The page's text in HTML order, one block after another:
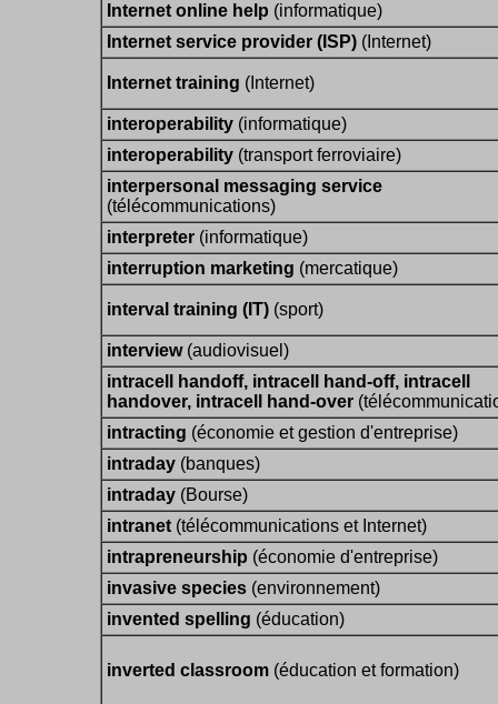
Internet online help (informatique)
Internet service provider (ISP) (Internet)
Internet training (Internet)
interoperability (informatique)
interoperability (transport ferroviaire)
interpersonal messaging service
(télécommunications)
interpreter (informatique)
interruption marketing (mercatique)
interval training (IT) (sport)
interview(audiovisuel)
intracell handoff, intracell hand-off, intracell
handover, intracell hand-over
intracting (économie et gestion d'entreprise)
intraday (banques)
intraday (Bourse)
intranet (télécommunications et Internet)
intrapreneurship (économie d'entreprise)
invasive species (environnement)
invented spelling (éducation)
inverted classroom (éducation et formation)